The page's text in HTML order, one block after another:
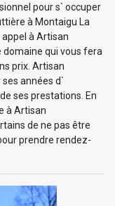
pour s` occuper
à Montaigu La
à Artisan
qui vous fera
prix. Artisan
années d`
ses prestations. En
à Artisan
de ne pas être
prendre rendez-